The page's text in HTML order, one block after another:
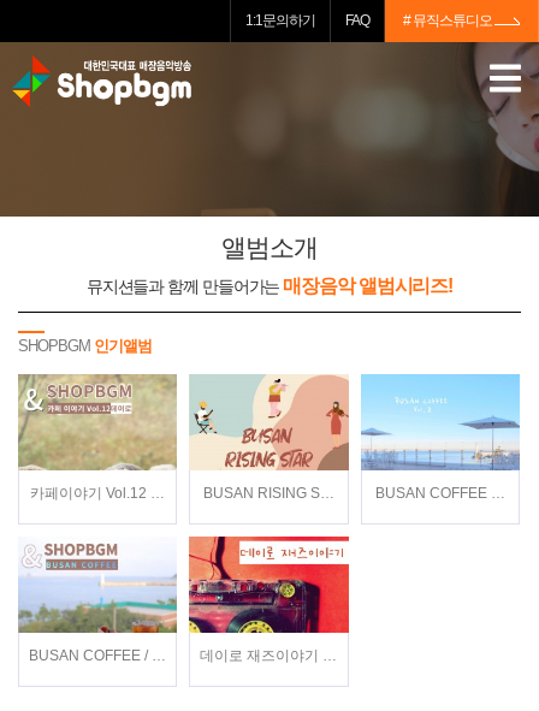
1:1문의하기 FAQ # 뮤직스튜디오
앨범소개
뮤지션들과 함께 만들어가는 매장음악 앨범시리즈!
SHOPBGM 인기앨범
카페이야기 Vol.12 / 데이로(Dayro) / 뉴에이지BUSAN RISING STAR / Various Artists / 재즈,클래
BUSAN COFFEE Vol.2 /
BUSAN COFFEE / 이지형, 현희, 전주란, 정지현 / 가요
데이로 재즈이야기 / 데이로(Dayro) / 재즈